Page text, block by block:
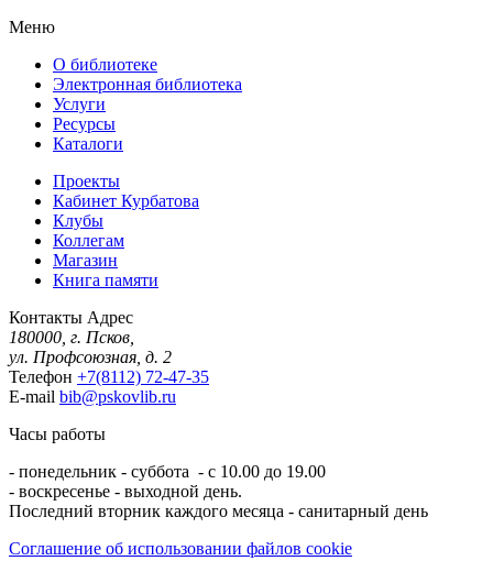
Меню
О библиотеке
Электронная библиотека
Услуги
Ресурсы
Каталоги
Проекты
Кабинет Курбатова
Клубы
Коллегам
Магазин
Книга памяти
Контакты Адрес
180000, г. Псков,
ул. Профсоюзная, д. 2
Телефон +7(8112) 72-47-35
E-mail bib@pskovlib.ru
Часы работы
- понедельник - суббота - с 10.00 до 19.00
- воскресенье - выходной день.
Последний вторник каждого месяца - санитарный день
Соглашение об использовании файлов cookie